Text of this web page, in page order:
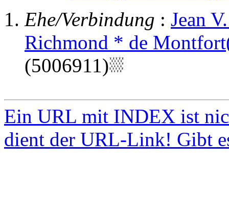
Ehe/Verbindung : Jean
Richmond * de
(5006911)
Ein URL mit INDEX ist
dient der URL-Link! Gibt